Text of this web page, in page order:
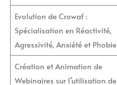
Evolution de Crowaf :
Spécialisation en Réactivité,
Agressivité, Anxiété et Phobie
Création et Animation de
Webinaires sur l’utilisation de